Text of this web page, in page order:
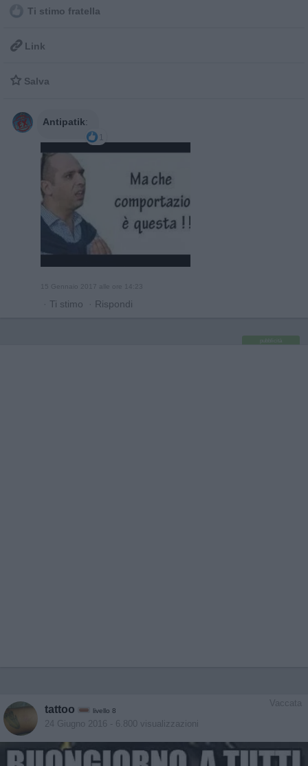
Ti stimo fratella
 Link
 Salva
Antipatik:
1
15 Gennaio 2017 alle ore 14:23
· Ti stimo · Rispondi
pubblicità
Vaccata
tattoo livello 8
24 Giugno 2016 - 6.800 visualizzazioni